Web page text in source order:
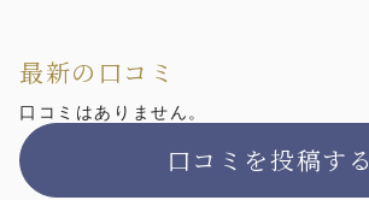
最新の口コミ
口コミはありません。
口コミを投稿する